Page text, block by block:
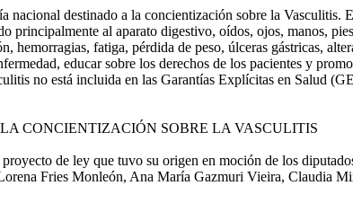
destinado a la concientización sobre la Vasculitis.
principalmente al aparato digestivo, oídos, ojos, manos,
fatiga, pérdida de peso, úlceras gástricas,
educar sobre los derechos de los pacientes y
no está incluida en las Garantías Explícitas en Salud
CONCIENTIZACIÓN SOBRE LA VASCULITIS
de ley que tuvo su origen en moción de los
Fries Monleón, Ana María Gazmuri Vieira, Claudia